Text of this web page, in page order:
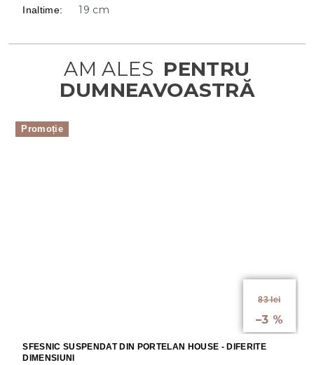
Promoție
83 lei
–3 %
SFESNIC SUSPENDAT DIN PORTELAN HOUSE - DIFERITE
DIMENSIUNI
Inaltime: 19 cm